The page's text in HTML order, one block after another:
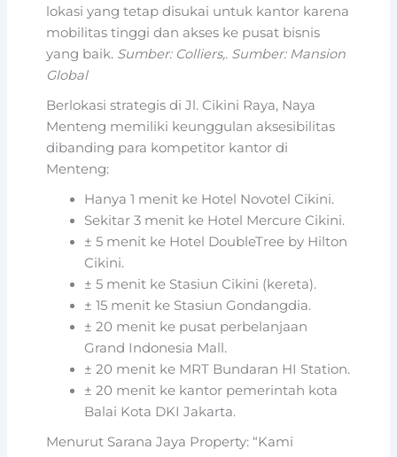
lokasi yang tetap disukai untuk kantor karena
mobilitas tinggi dan akses ke pusat bisnis
yang baik. Sumber: Colliers,. Sumber: Mansion
Global
Berlokasi strategis di Jl. Cikini Raya, Naya
Menteng memiliki keunggulan aksesibilitas
dibanding para kompetitor kantor di
Menteng:
Hanya 1 menit ke Hotel Novotel Cikini.
Sekitar 3 menit ke Hotel Mercure Cikini.
± 5 menit ke Hotel DoubleTree by Hilton
Cikini.
± 5 menit ke Stasiun Cikini (kereta).
± 15 menit ke Stasiun Gondangdia.
± 20 menit ke pusat perbelanjaan
Grand Indonesia Mall.
± 20 menit ke MRT Bundaran HI Station.
± 20 menit ke kantor pemerintah kota
Balai Kota DKI Jakarta.
Menurut Sarana Jaya Property: “Kami